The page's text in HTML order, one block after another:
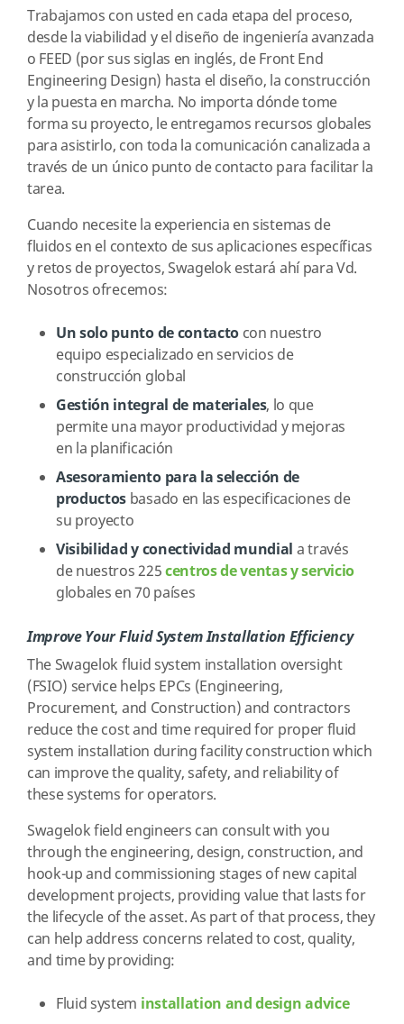
Trabajamos con usted en cada etapa del proceso,
desde la viabilidad y el diseño de ingeniería avanzada
o FEED (por sus siglas en inglés, de Front End
Engineering Design) hasta el diseño, la construcción
y la puesta en marcha. No importa dónde tome
forma su proyecto, le entregamos recursos globales
para asistirlo, con toda la comunicación canalizada a
través de un único punto de contacto para facilitar la
tarea.
Cuando necesite la experiencia en sistemas de
fluidos en el contexto de sus aplicaciones específicas
y retos de proyectos, Swagelok estará ahí para Vd.
Nosotros ofrecemos:
Un solo punto de contacto con nuestro
equipo especializado en servicios de
construcción global
Gestión integral de materiales, lo que
permite una mayor productividad y mejoras
en la planificación
Asesoramiento para la selección de
productos basado en las especificaciones de
su proyecto
Visibilidad y conectividad mundial a través
de nuestros 225centros de ventas y servicio
globales en 70 países
Improve Your Fluid System Installation Efficiency
The Swagelok fluid system installation oversight
(FSIO) service helps EPCs (Engineering,
Procurement, and Construction) and contractors
reduce the cost and time required for proper fluid
system installation during facility construction which
can improve the quality, safety, and reliability of
these systems for operators.
Swagelok field engineers can consult with you
through the engineering, design, construction, and
hook-up and commissioning stages of new capital
development projects, providing value that lasts for
the lifecycle of the asset. As part of that process, they
can help address concerns related to cost, quality,
and time by providing:
Fluid system installation and design advice